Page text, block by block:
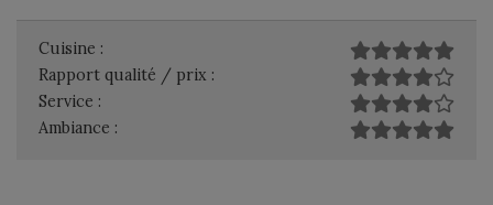
Cuisine :
Rapport qualité / prix :
Service :
Ambiance :